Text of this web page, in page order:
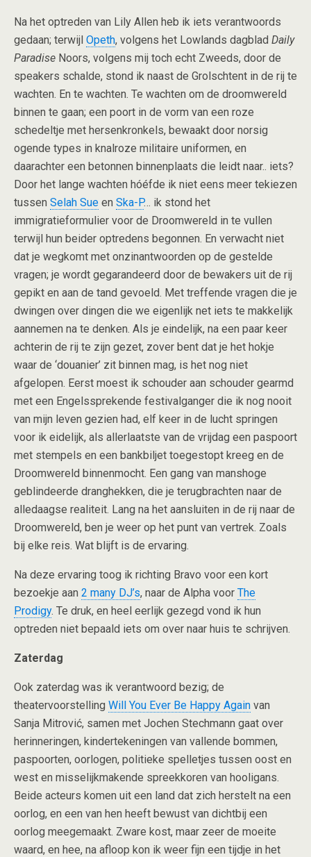
Na het optreden van Lily Allen heb ik iets verantwoords
gedaan; terwijl Opeth, volgens het Lowlands dagblad Daily
Paradise Noors, volgens mij toch echt Zweeds, door de
speakers schalde, stond ik naast de Grolschtent in de rij te
wachten. En te wachten. Te wachten om de droomwereld
binnen te gaan; een poort in de vorm van een roze
schedeltje met hersenkronkels, bewaakt door norsig
ogende types in knalroze militaire uniformen, en
daarachter een betonnen binnenplaats die leidt naar.. iets?
Door het lange wachten hóéfde ik niet eens meer tekiezen
tussen Selah Sue en Ska-P… ik stond het
immigratieformulier voor de Droomwereld in te vullen
terwijl hun beider optredens begonnen. En verwacht niet
dat je wegkomt met onzinantwoorden op de gestelde
vragen; je wordt gegarandeerd door de bewakers uit de rij
gepikt en aan de tand gevoeld. Met treffende vragen die je
dwingen over dingen die we eigenlijk net iets te makkelijk
aannemen na te denken. Als je eindelijk, na een paar keer
achterin de rij te zijn gezet, zover bent dat je het hokje
waar de ‘douanier’ zit binnen mag, is het nog niet
afgelopen. Eerst moest ik schouder aan schouder gearmd
met een Engelssprekende festivalganger die ik nog nooit
van mijn leven gezien had, elf keer in de lucht springen
voor ik eidelijk, als allerlaatste van de vrijdag een paspoort
met stempels en een bankbiljet toegestopt kreeg en de
Droomwereld binnenmocht. Een gang van manshoge
geblindeerde dranghekken, die je terugbrachten naar de
alledaagse realiteit. Lang na het aansluiten in de rij naar de
Droomwereld, ben je weer op het punt van vertrek. Zoals
bij elke reis. Wat blijft is de ervaring.
Na deze ervaring toog ik richting Bravo voor een kort
bezoekje aan 2 many DJ’s, naar de Alpha voor The
Prodigy. Te druk, en heel eerlijk gezegd vond ik hun
optreden niet bepaald iets om over naar huis te schrijven.
Zaterdag
Ook zaterdag was ik verantwoord bezig; de
theatervoorstelling Will You Ever Be Happy Again van
Sanja Mitrović, samen met Jochen Stechmann gaat over
herinneringen, kindertekeningen van vallende bommen,
paspoorten, oorlogen, politieke spelletjes tussen oost en
west en misselijkmakende spreekkoren van hooligans.
Beide acteurs komen uit een land dat zich herstelt na een
oorlog, en een van hen heeft bewust van dichtbij een
oorlog meegemaakt. Zware kost, maar zeer de moeite
waard, en hee, na afloop kon ik weer fijn een tijdje in het